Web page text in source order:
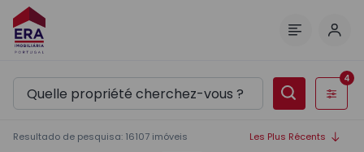
Filtres
4
Resultado de pesquisa: 16107 imóveis Les Plus Récents